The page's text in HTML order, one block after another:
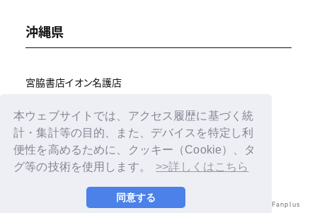
本ウェブサイトでは、アクセス履歴に基づく統
計・集計等の目的、また、デバイスを特定し利
便性を高めるために、クッキー（Cookie）、タ
グ等の技術を使用します。
>>詳しくはこちら
同意する
沖縄県
宮脇書店イオン名護店
サウンドボックスミツトモ
© LAPONE ENTERTAINMENT / Fanplus